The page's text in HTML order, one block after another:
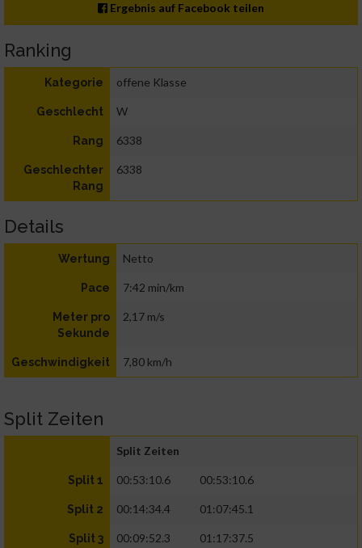
Ergebnis auf Facebook teilen
Ranking
Kategorie offene Klasse
Geschlecht W
Rang 6338
Geschlechter
Rang
6338
Details
Wertung Netto
Pace 7:42 min/km
Meter pro
Sekunde
2,17 m/s
Geschwindigkeit 7,80 km/h
Split Zeiten
Split Zeiten
Split 1 00:53:10.6 00:53:10.6
Split 2 00:14:34.4 01:07:45.1
Split 3 00:09:52.3 01:17:37.5